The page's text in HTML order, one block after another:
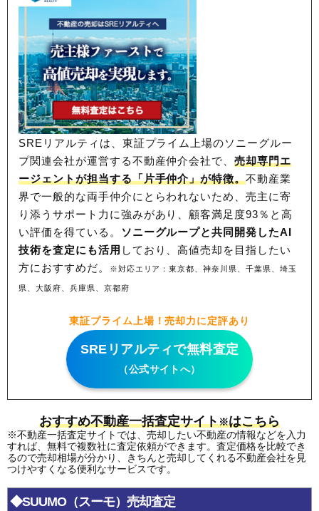
SREリアルティは、東証プライム上場のソニーグルー
プ関連会社が運営する不動産仲介会社で、売却専門エ
ージェントが担当する「片手仲介」が特徴。不動産業
界で一般的な両手仲介にとらわれないため、売主に寄
り添うサポート力に強みがあり、顧客満足度93％と高
い評価を得ている。 ソニーグループと共同開発したAI
技術を査定にも活用 しており、高値売却を目指したい
方におすすめだ。
※対応エリア：東京都、神奈川県、千葉県、埼玉
県、大阪府、兵庫県、京都府
東証プライム上場！売却力に定評あり
SREリアルティで無料査定
（公式サイトへ）
おすすめ不動産一括査定サイト※はこちら
※不動産一括査定サイトでは、売却したい不動産の情報などを入力
すれば、無料で複数社に査定依頼ができます。査定価格を比較でき
るので売却相場が分かり、きちんと売却してくれる不動産会社を見
つけやすくなる便利なサービスです。
◆SUUMO（スーモ）売却査定